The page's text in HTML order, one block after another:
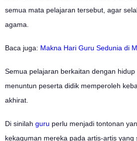
semua mata pelajaran tersebut, agar
agama.
Baca juga: Makna Hari Guru Sedunia di
Semua pelajaran berkaitan dengan
menuntun peserta didik memperoleh
akhirat.
Di sinilah guru perlu menjadi tontonan
kekaguman mereka pada artis-artis yang